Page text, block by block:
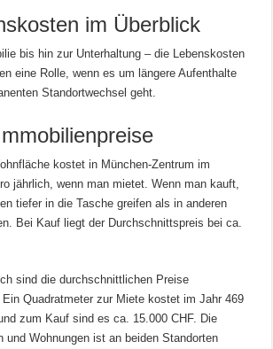
im Überblick
bis hin zur Unterhaltung – die Lebenskosten
eine Rolle, wenn es um längere Aufenthalte
Standortwechsel geht.
kostet in München-Zentrum im
jährlich, wenn man mietet. Wenn man kauft,
tiefer in die Tasche greifen als in anderen
Bei Kauf liegt der Durchschnittspreis bei ca.
sind die durchschnittlichen Preise
Quadratmeter zur Miete kostet im Jahr 469
zum Kauf sind es ca. 15.000 CHF. Die
und Wohnungen ist an beiden Standorten